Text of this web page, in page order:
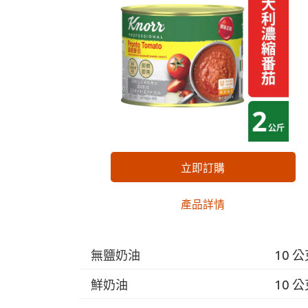
立即訂購
產品詳情
無鹽奶油
10 公
鮮奶油
10 公